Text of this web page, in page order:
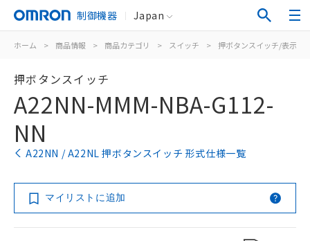
制御機器 Japan
ホーム > 商品情報 > 商品カテゴリ > スイッチ > 押ボタンスイッチ/表示灯
押ボタンスイッチ
A22NN-MMM-NBA-G112-
NN
A22NN / A22NL 押ボタンスイッチ 形式仕様一覧
マイリストに追加